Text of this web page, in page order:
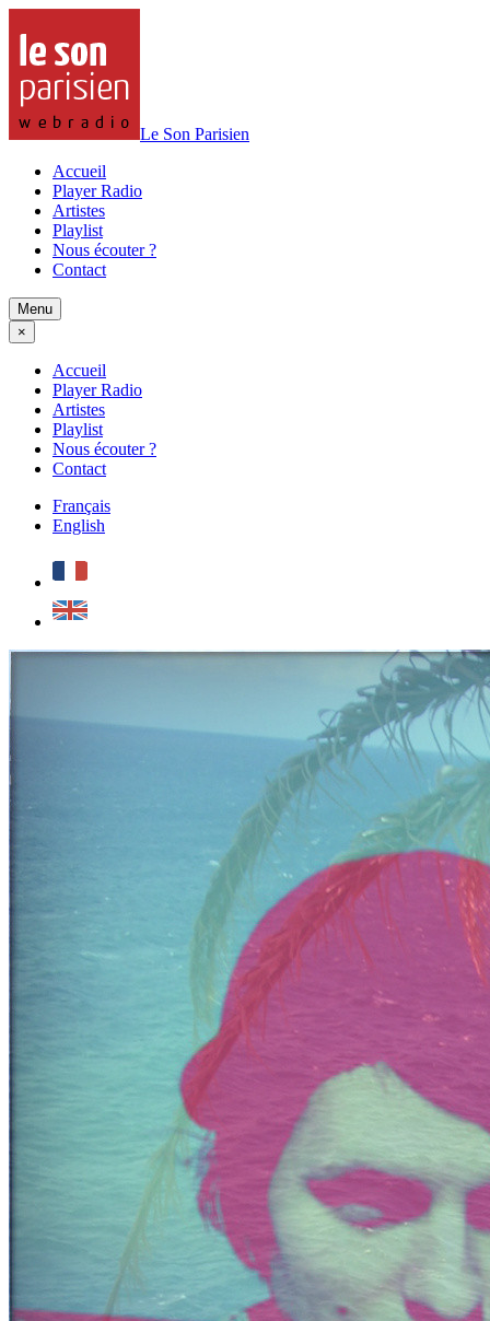
Le Son Parisien
Accueil
Player Radio
Artistes
Playlist
Nous écouter ?
Contact
Menu
×
Accueil
Player Radio
Artistes
Playlist
Nous écouter ?
Contact
Français
English